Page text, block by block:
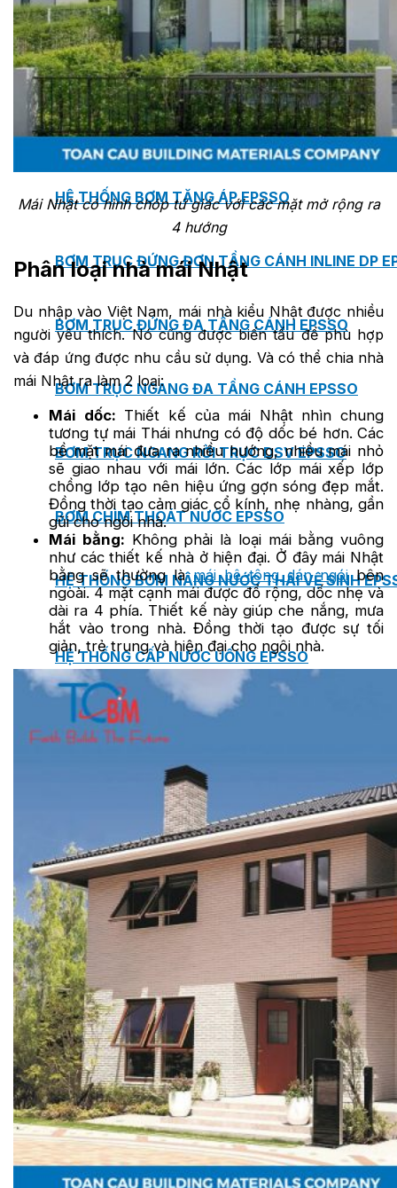
MASTER COPPO (KIỂU DÁNG NGÓI
ĐỊA TRUNG HẢI)
Bơm Epsso
HỆ THỐNG BƠM TĂNG ÁP EPSSO
BƠM TRỤC ĐỨNG ĐƠN TẦNG CÁNH INLINE DP
BƠM TRỤC ĐỨNG ĐA TẦNG CÁNH EPSSO
BƠM TRỤC NGANG ĐA TẦNG CÁNH EPSSO
BƠM TRỤC NGANG RỜI TRỤC DSV EPSSO
BƠM CHÌM THOÁT NƯỚC EPSSO
HỆ THỐNG BƠM NÂNG NƯỚC THẢI VỆ SINH
HỆ THỐNG CẤP NƯỚC UỐNG EPSSO
HỆ THỐNG TÁCH DẦU NƯỚC THẢI EPSSO
HỆ THỐNG XỬ LÝ NƯỚC THẢI THÔNG MINH
PHÒNG BƠM (PUMP ROOM) EPSSO
TRẠM BƠM TÍCH HỢP SẴN THÔNG MINH EPSSO
HỆ THỐNG BƠM PCCC NGUYÊN CỤM EPSSO
BƠM CHÌM PACKAGE EPSSO
Van Watts
Mái Nhật có hình chóp tứ giác với các mặt mở rộng ra
4 hướng
Phân loại nhà mái Nhật
Du nhập vào Việt Nam, mái nhà kiểu Nhật được nhiều
người yêu thích. Nó cũng được biến tấu để phù hợp
và đáp ứng được nhu cầu sử dụng. Và có thể chia nhà
mái Nhật ra làm 2 loại:
Mái dốc: Thiết kế của mái Nhật nhìn chung
tương tự mái Thái nhưng có độ dốc bé hơn. Các
bề mặt mái đưa ra nhiều hướng, nhiều mái nhỏ
sẽ giao nhau với mái lớn. Các lớp mái xếp lớp
chồng lớp tạo nên hiệu ứng gợn sóng đẹp mắt.
Đồng thời tạo cảm giác cổ kính, nhẹ nhàng, gần
gũi cho ngôi nhà.
Mái bằng: Không phải là loại mái bằng vuông
như các thiết kế nhà ở hiện đại. Ở đây mái Nhật
bằng sẽ thường là mái bê tông dán ngói bên
ngoài. 4 mặt cạnh mái được đổ rộng, dốc nhẹ và
dài ra 4 phía. Thiết kế này giúp che nắng, mưa
hắt vào trong nhà. Đồng thời tạo được sự tối
giản, trẻ trung và hiện đại cho ngôi nhà.